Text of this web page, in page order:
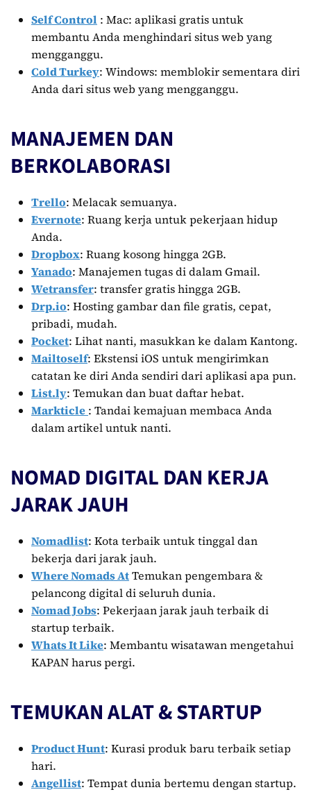
Self Control : Mac: aplikasi gratis untuk
membantu Anda menghindari situs web yang
mengganggu.
Cold Turkey: Windows: memblokir sementara diri
Anda dari situs web yang mengganggu.
MANAJEMEN DAN
BERKOLABORASI
Trello: Melacak semuanya.
Evernote: Ruang kerja untuk pekerjaan hidup
Anda.
Dropbox: Ruang kosong hingga 2GB.
Yanado: Manajemen tugas di dalam Gmail.
Wetransfer: transfer gratis hingga 2GB.
Drp.io: Hosting gambar dan file gratis, cepat,
pribadi, mudah.
Pocket: Lihat nanti, masukkan ke dalam Kantong.
Mailtoself: Ekstensi iOS untuk mengirimkan
catatan ke diri Anda sendiri dari aplikasi apa pun.
List.ly: Temukan dan buat daftar hebat.
Markticle : Tandai kemajuan membaca Anda
dalam artikel untuk nanti.
NOMAD DIGITAL DAN KERJA
JARAK JAUH
Nomadlist: Kota terbaik untuk tinggal dan
bekerja dari jarak jauh.
Where Nomads AtTemukan pengembara &
pelancong digital di seluruh dunia.
Nomad Jobs: Pekerjaan jarak jauh terbaik di
startup terbaik.
Whats It Like: Membantu wisatawan mengetahui
KAPAN harus pergi.
TEMUKAN ALAT & STARTUP
Product Hunt: Kurasi produk baru terbaik setiap
hari.
Angellist: Tempat dunia bertemu dengan startup.